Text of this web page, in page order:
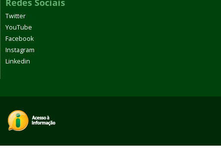
Redes Sociais
Twitter
YouTube
Facebook
Instagram
Linkedin